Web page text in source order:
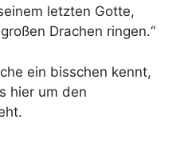
letzten Gotte,
Drachen ringen.“
ein bisschen kennt,
hier um den